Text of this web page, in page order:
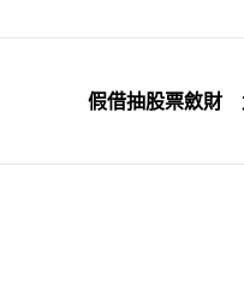
假借抽股票斂財